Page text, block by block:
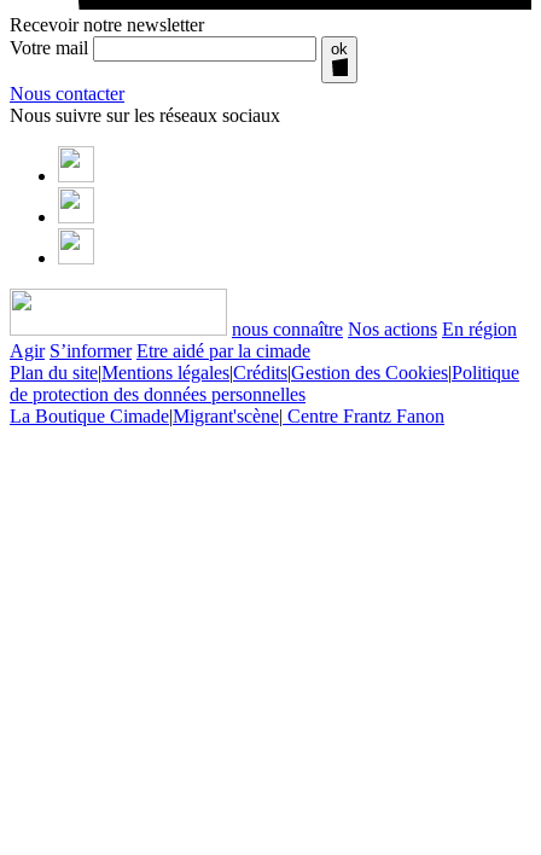
Recevoir notre newsletter
Votre mail
ok
Nous contacter
Nous suivre sur les réseaux sociaux
nous connaître Nos actions En région
Agir S’informer Etre aidé par la cimade
Plan du site|Mentions légales|Crédits|Gestion des Cookies|Politique
de protection des données personnelles
La Boutique Cimade|Migrant'scène| Centre Frantz Fanon